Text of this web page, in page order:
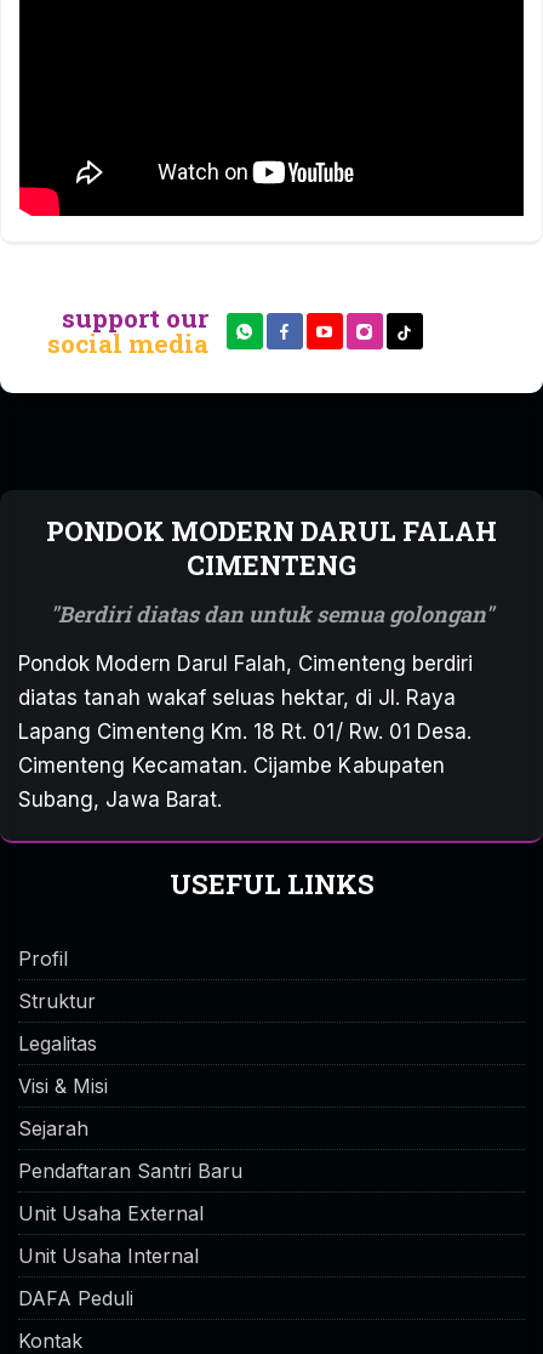
support our
social media
PONDOK MODERN DARUL FALAH
CIMENTENG
Berdiri diatas dan untuk semua golongan
Pondok Modern Darul Falah, Cimenteng berdiri
diatas tanah wakaf seluas hektar, di Jl. Raya
Lapang Cimenteng Km. 18 Rt. 01/ Rw. 01 Desa.
Cimenteng Kecamatan. Cijambe Kabupaten
Subang, Jawa Barat.
USEFUL LINKS
Profil
Struktur
Legalitas
Visi & Misi
Sejarah
Pendaftaran Santri Baru
Unit Usaha External
Unit Usaha Internal
DAFA Peduli
Kontak